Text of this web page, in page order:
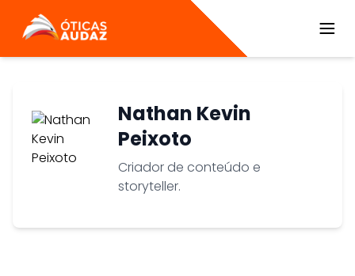
ÓTICAS AUDAZ
Nathan Kevin
Peixoto
Criador de conteúdo e
storyteller.